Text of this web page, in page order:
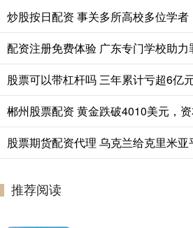
炒股按日配资 事关多所高校多位学
郴州股票配资 黄金跌破4010美元，
推荐阅读